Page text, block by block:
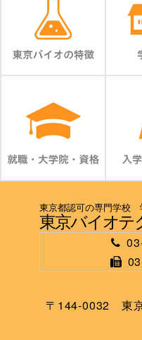
東京都認可の専門学校
東京バイオテ
〒144-0032 東